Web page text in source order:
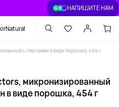
НАПИШИТЕ НАМ
L-глютамин в виде порошка, 454 г
микронизированный
в виде порошка, 454 г